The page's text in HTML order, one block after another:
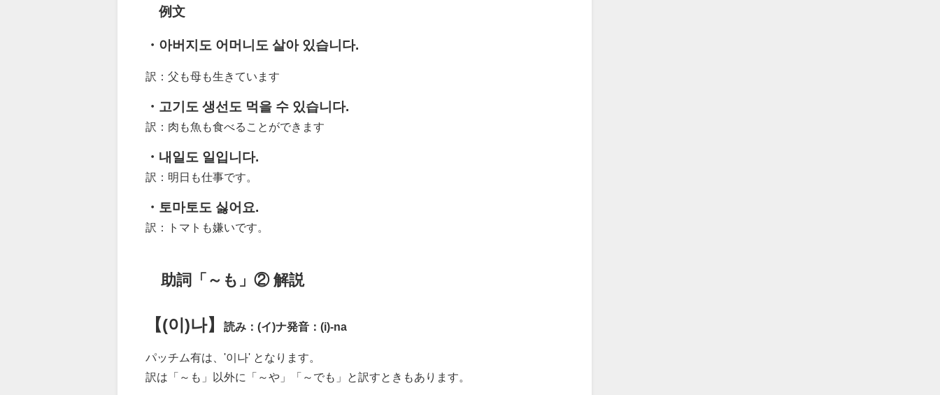
例文
・아버지도 어머니도 살아 있습니다.
訳：父も母も生きています
・고기도 생선도 먹을 수 있습니다.
訳：肉も魚も食べることができます
・내일도 일입니다.
訳：明日も仕事です。
・토마토도 싫어요.
訳：トマトも嫌いです。
助詞「～も」② 解説
【(이)나】 読み：(イ)ナ発音：(i)-na
パッチム有は、'이나' となります。
訳は「～も」以外に「～や」「～でも」と訳すときもあります。